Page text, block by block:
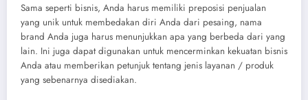
Sama seperti bisnis, Anda harus memiliki preposisi penjualan
yang unik untuk membedakan diri Anda dari pesaing, nama
brand Anda juga harus menunjukkan apa yang berbeda dari yang
lain. Ini juga dapat digunakan untuk mencerminkan kekuatan bisnis
Anda atau memberikan petunjuk tentang jenis layanan / produk
yang sebenarnya disediakan.